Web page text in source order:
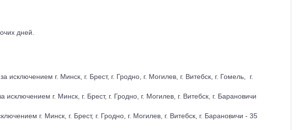
дней.
исключением г. Минск, г. Брест, г. Гродно, г. Могилев, г. Витебск, г. Гомель, г.
г. Минск, г. Брест, г. Гродно, г. Могилев, г. Витебск, г. Барановичи
г. Минск, г. Брест, г. Гродно, г. Могилев, г. Витебск, г. Барановичи - 35